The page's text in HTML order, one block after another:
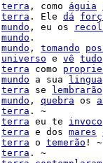
terra , como águia
terra . Ele dá
mundo , eu os
mundo .
mundo , tomando
universo e vê tudo
terra como
mundo a sua
terra se lembrarão
mundo , quebra os
terra . ~
terra eu te invoco
terra e dos mares
terra o temerão ! ~
terra . ~